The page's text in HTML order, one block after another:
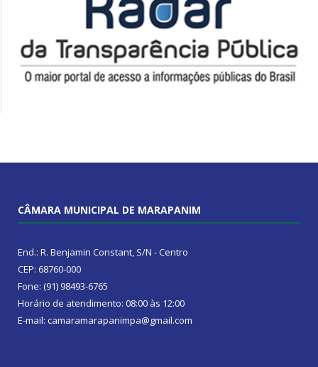
CÂMARA MUNICIPAL DE MARAPANIM
End.: R. Benjamin Constant, S/N - Centro
CEP: 68760-000
Fone: (91) 98493-6765
Horário de atendimento: 08:00 às 12:00
E-mail: camaramarapanimpa@gmail.com